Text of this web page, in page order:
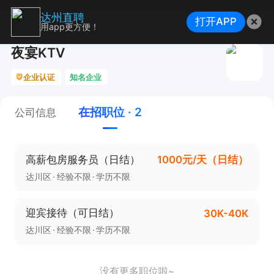
夜宴KTV
企业认证 知名企业
公司信息 在招职位 · 2
高薪包房服务员（日结） 1000元/天（日结）
达川区 经验不限 学历不限
迎宾接待（可日结） 30K-40K
达川区 经验不限 学历不限
没有更多职位啦~
达州直聘
用app更方便！ 打开APP